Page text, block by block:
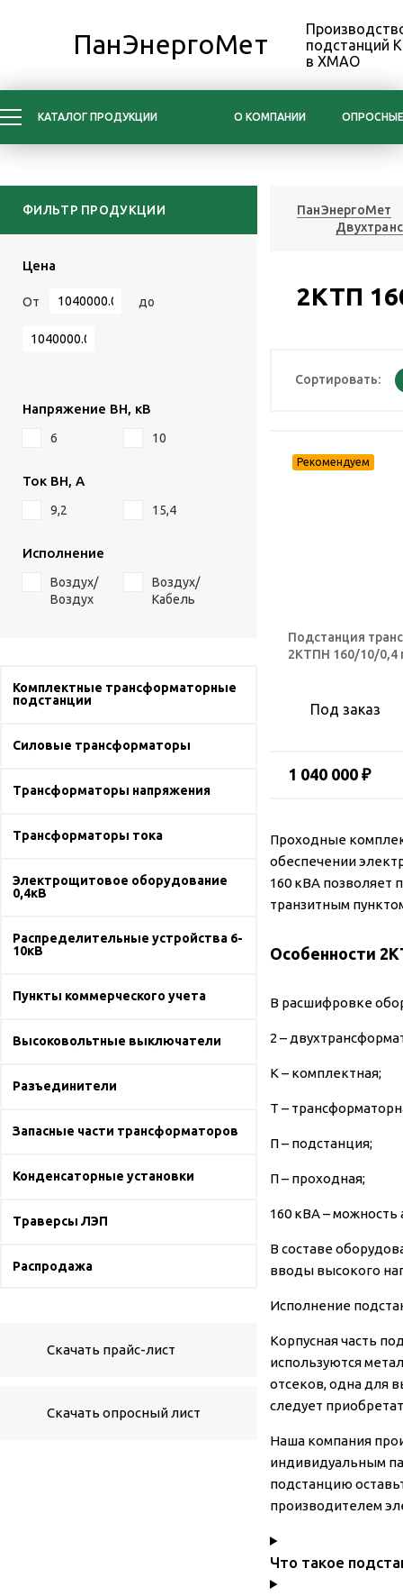
ПанЭнергоМет
подстанций
в ХМАО
КАТАЛОГ ПРОДУКЦИИ О КОМПАНИИ
ФИЛЬТР ПРОДУКЦИИ
Цена
От до
Напряжение ВН, кВ
6 10
Ток ВН, А
9,2 15,4
Исполнение
Воздух/
Воздух
Воздух/
Кабель
Комплектные трансформаторные
подстанции
Силовые трансформаторы
Трансформаторы напряжения
Трансформаторы тока
Электрощитовое оборудование
0,4кВ
Распределительные устройства 6-
10кВ
Пункты коммерческого учета
Высоковольтные выключатели
Разъединители
Запасные части трансформаторов
Конденсаторные установки
Траверсы ЛЭП
Распродажа
Скачать прайс-лист
Скачать опросный лист
ПанЭнергоМет
2КТП
Сортировать:
Подстанция
2КТПН 160/10/0,4
Под заказ
1 040 000 ₽
Проходные
обеспечении
160 кВА позволяет
транзитным
Особенности
В расшифровке
2 –
К – комплектная;
Т –
П – подстанция;
П – проходная;
160 кВА – можность
В составе
вводы высокого
Исполнение
Корпусная часть
используются
отсеков, одна для
следует
Наша компания
индивидуальным
подстанцию
производителем
Что такое